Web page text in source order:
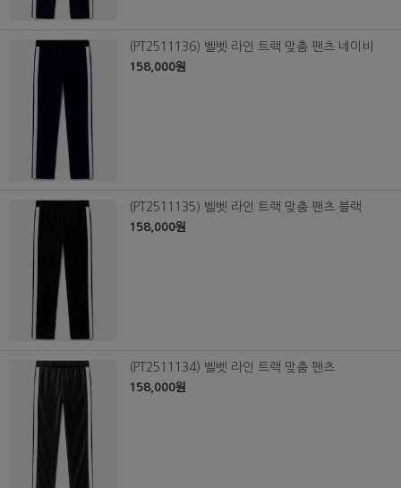
(PT2511136) 벨벳 라인 트랙 맞춤 팬츠 네이비
158,000원
(PT2511135) 벨벳 라인 트랙 맞춤 팬츠 블랙
158,000원
(PT2511134) 벨벳 라인 트랙 맞춤 팬츠
158,000원